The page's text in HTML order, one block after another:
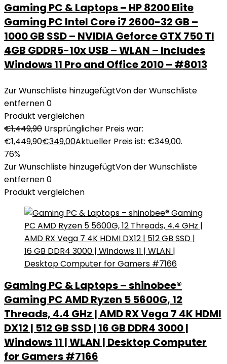
Gaming PC & Laptops – HP 8200 Elite
Gaming PC Intel Core i7 2600-32 GB –
1000 GB SSD – NVIDIA Geforce GTX 750 TI
4GB GDDR5-10x USB – WLAN – Includes
Windows 11 Pro and Office 2010 – #8013
Zur Wunschliste hinzugefügtVon der Wunschliste
entfernen0
Produkt vergleichen
€1,449,90 Ursprünglicher Preis war:
€1,449,90€349,00Aktueller Preis ist: €349,00.
76%
Zur Wunschliste hinzugefügtVon der Wunschliste
entfernen0
Produkt vergleichen
Gaming PC & Laptops – shinobee®
Gaming PC AMD Ryzen 5 5600G, 12
Threads, 4.4 GHz | AMD RX Vega 7 4K HDMI
DX12 | 512 GB SSD | 16 GB DDR4 3000 |
Windows 11 | WLAN | Desktop Computer
for Gamers #7166